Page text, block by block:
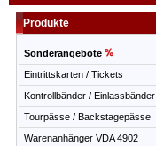
Produkte
Sonderangebote
Eintrittskarten / Tickets
Kontrollbänder / Einlassbänder
Tourpässe / Backstagepässe
Warenanhänger VDA 4902